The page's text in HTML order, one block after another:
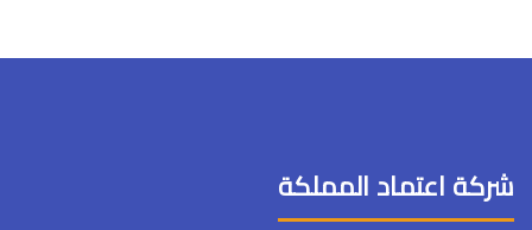
شركة اعتماد المملكة